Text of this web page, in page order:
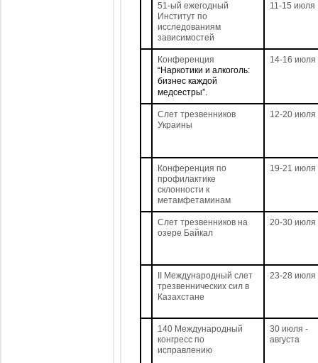
51-ый ежегодный
Институт по
исследованиям
зависимостей
11-15 июля
Конференция
“Наркотики и алкоголь:
бизнес каждой
медсестры”.
14-16 июля
Слет трезвенников
Украины
12-20 июля
Конференция по
профилактике
склонности к
метамфетаминам
19-21 июля
Слет трезвенников на
озере Байкал
20-30 июля
II Международный слет
трезвеннических сил в
Казахстане
23-28 июля
140 Международный
конгресс по
исправлению
30 июля -
августа